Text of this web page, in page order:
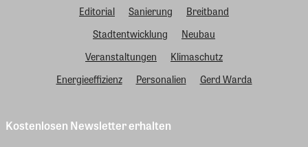
Editorial
Sanierung
Breitband
Stadtentwicklung
Neubau
Veranstaltungen
Klimaschutz
Energieeffizienz
Personalien Gerd Warda
Kostenlosen Newsletter erhalten